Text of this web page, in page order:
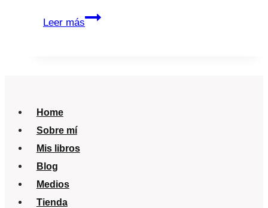
Leer másDía
Home
Sobre mí
Mis libros
Blog
Medios
Tienda